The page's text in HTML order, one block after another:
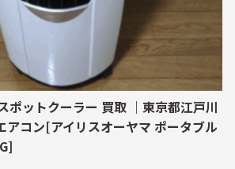
ポットクーラー 買取 ｜東京都江戸川
アコン[アイリスオーヤマ ポータブル